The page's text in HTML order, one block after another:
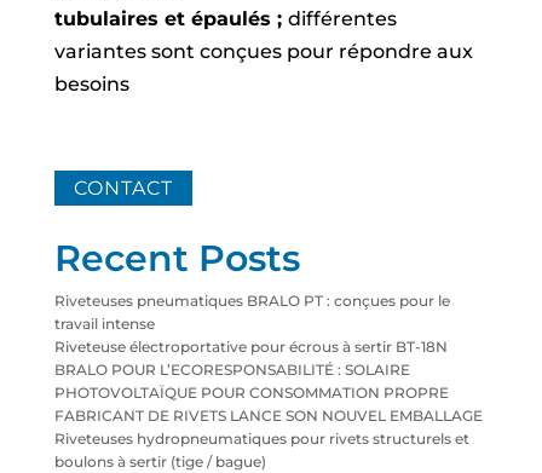
tubulaires et épaulés ; différentes
variantes sont conçues pour répondre aux
besoins
CONTACT
Recent Posts
Riveteuses pneumatiques BRALO PT : conçues pour le
travail intense
Riveteuse électroportative pour écrous à sertir BT-18N
BRALO POUR L’ECORESPONSABILITÉ : SOLAIRE
PHOTOVOLTAÏQUE POUR CONSOMMATION PROPRE
FABRICANT DE RIVETS LANCE SON NOUVEL EMBALLAGE
Riveteuses hydropneumatiques pour rivets structurels et
boulons à sertir (tige / bague)